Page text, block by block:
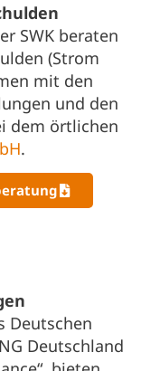
SWK beraten
(Strom
mit den
und den
dem örtlichen
.
Deutschen
Deutschland